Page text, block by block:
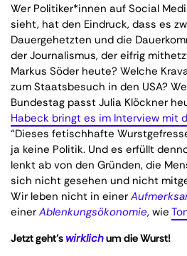
Wer Politiker*innen auf Social
sieht, hat den Eindruck, dass es
Dauergehetzten und die
der Journalismus, der eifrig
Markus Söder heute? Welche
zum Staatsbesuch in den USA?
Bundestag passt Julia Klöckner
Habeck bringt es im Interview mit
“Dieses fetischhafte
ja keine Politik. Und es erfüllt
lenkt ab von den Gründen, die
sich nicht gesehen und nicht
Wir leben nicht in einer
einer Ablenkungsökonomie, wie
Jetzt geht’s wirklichum die Wurst!